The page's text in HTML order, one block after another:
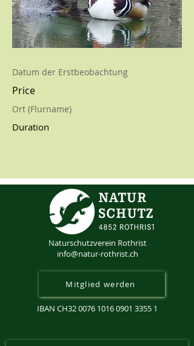
Datum der Erstbeobachtung
Price
Ort (Flurname)
Duration
Naturschutzverein Rothrist
info@natur-rothrist.ch
Mitglied werden
IBAN CH320076 1016 0901 3355 1